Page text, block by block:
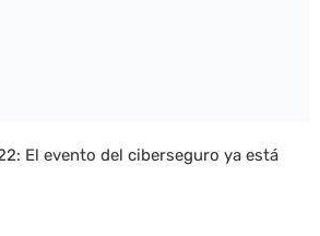
El evento del ciberseguro ya está